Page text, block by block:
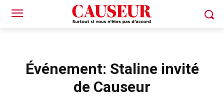
Événement: Staline invité
de Causeur